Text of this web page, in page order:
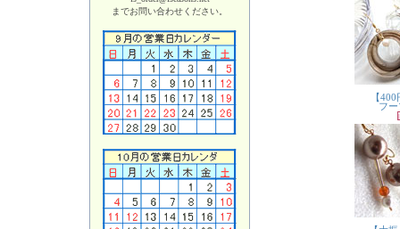
までお問い合わせください。